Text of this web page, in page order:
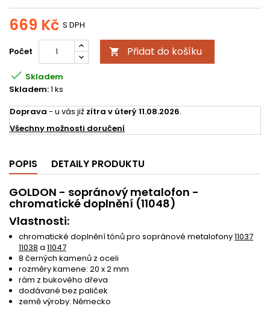
669 Kč S DPH
Počet  Přidat do košíku
 Skladem
Skladem:1 ks
Doprava - u vás již zítra v úterý 11.08.2026.
Všechny možnosti doručení
POPIS DETAILY PRODUKTU
GOLDON - sopránový metalofon -
chromatické doplnění (11048)
Vlastnosti:
chromatické doplnění tónů pro sopránové metalofony11037
11038 a 11047
8 černých kamenů z oceli
rozměry kamene: 20 x 2 mm
rám z bukového dřeva
dodávané bez paliček
země výroby: Německo